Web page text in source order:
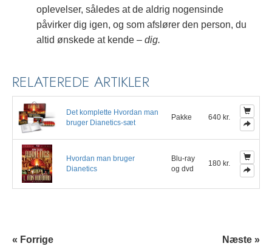
oplevelser, således at de aldrig nogensinde
påvirker dig igen, og som afslører den person, du
altid ønskede at kende – dig.
RELATEREDE ARTIKLER
Det komplette Hvordan man
bruger Dianetics-sæt
Pakke 640 kr.
Hvordan man bruger
Dianetics
Blu-ray
og dvd
180 kr.
« Forrige Næste »